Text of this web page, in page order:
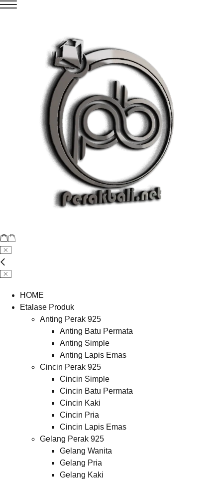
HOME
Etalase Produk
Anting Perak 925
Anting Batu Permata
Anting Simple
Anting Lapis Emas
Cincin Perak 925
Cincin Simple
Cincin Batu Permata
Cincin Kaki
Cincin Pria
Cincin Lapis Emas
Gelang Perak 925
Gelang Wanita
Gelang Pria
Gelang Kaki